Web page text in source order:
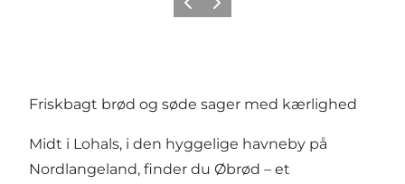
ForrigeNæste
Friskbagt brød og søde sager med kærlighed
Midt i Lohals, i den hyggelige havneby på
Nordlangeland, finder du Øbrød – et